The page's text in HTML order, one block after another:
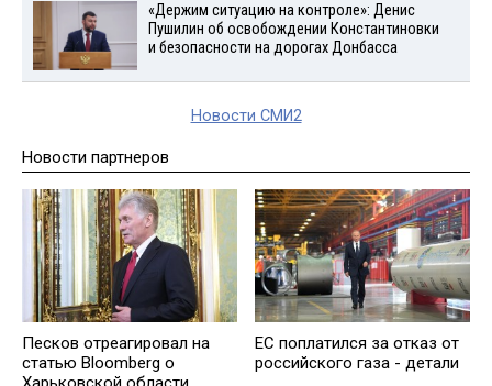
«Держим ситуацию на контроле»: Денис
Пушилин об освобождении Константиновки
и безопасности на дорогах Донбасса
Новости СМИ2
Новости партнеров
Песков отреагировал на
статью Bloomberg о
EC поплатился за отказ от
российского газа - детали